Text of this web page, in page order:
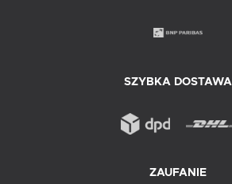
SZYBKA DOSTAWA
ZAUFANIE